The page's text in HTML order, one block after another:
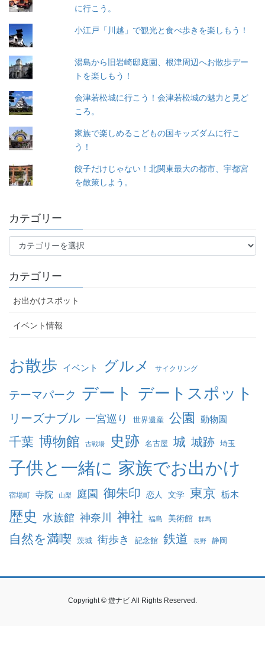
に行こう。
小江戸「川越」で観光と食べ歩きを楽しもう！
湯島から旧岩崎邸庭園、根津周辺へお散歩デー
トを楽しもう！
会津若松城に行こう！会津若松城の魅力と見ど
ころ。
家族で楽しめるこどもの国キッズダムに行こ
う！
餃子だけじゃない！北関東最大の都市、宇都宮
を散策しよう。
カテゴリー
テ
リ
ー
カテゴリー
お出かけスポット
イベント情報
お散歩 イベント グルメ サイクリング
テーマパーク デート デートスポット
リーズナブル 一宮巡り 世界遺産 公園 動物園
千葉 博物館 古戦場 史跡 名古屋 城 城跡 埼玉
子供と一緒に 家族でお出かけ
宿場町 寺院 山梨 庭園 御朱印 恋人 文学 東京 栃木
歴史 水族館 神奈川 神社 福島 美術館 群馬
自然を満喫 茨城 街歩き 記念館 鉄道 長野 静岡
Copyright © 遊ナビ All Rights Reserved.